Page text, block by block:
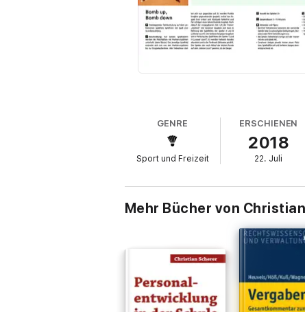
GENRE
Sport und Freizeit
ERSCHIENEN
2018
22. Juli
Mehr Bücher von